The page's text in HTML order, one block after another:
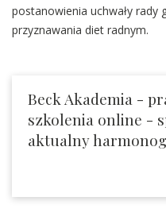
postanowienia uchwały rady
przyznawania diet radnym.
Beck Akademia -
szkolenia online -
aktualny